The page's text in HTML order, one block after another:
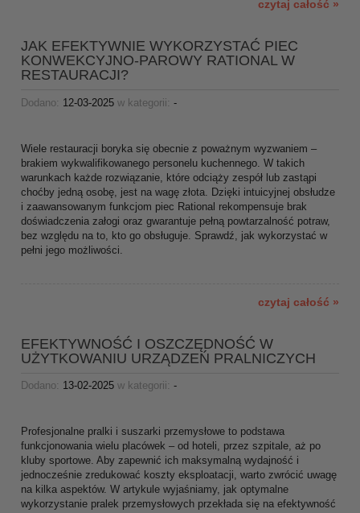
czytaj całość »
JAK EFEKTYWNIE WYKORZYSTAĆ PIEC
KONWEKCYJNO-PAROWY RATIONAL W
RESTAURACJI?
Dodano: 12-03-2025 w kategorii: -
Wiele restauracji boryka się obecnie z poważnym wyzwaniem –
brakiem wykwalifikowanego personelu kuchennego. W takich
warunkach każde rozwiązanie, które odciąży zespół lub zastąpi
choćby jedną osobę, jest na wagę złota. Dzięki intuicyjnej obsłudze
i zaawansowanym funkcjom piec Rational rekompensuje brak
doświadczenia załogi oraz gwarantuje pełną powtarzalność potraw,
bez względu na to, kto go obsługuje. Sprawdź, jak wykorzystać w
pełni jego możliwości.
czytaj całość »
EFEKTYWNOŚĆ I OSZCZĘDNOŚĆ W
UŻYTKOWANIU URZĄDZEŃ PRALNICZYCH
Dodano: 13-02-2025 w kategorii: -
Profesjonalne pralki i suszarki przemysłowe to podstawa
funkcjonowania wielu placówek – od hoteli, przez szpitale, aż po
kluby sportowe. Aby zapewnić ich maksymalną wydajność i
jednocześnie zredukować koszty eksploatacji, warto zwrócić uwagę
na kilka aspektów. W artykule wyjaśniamy, jak optymalne
wykorzystanie pralek przemysłowych przekłada się na efektywność